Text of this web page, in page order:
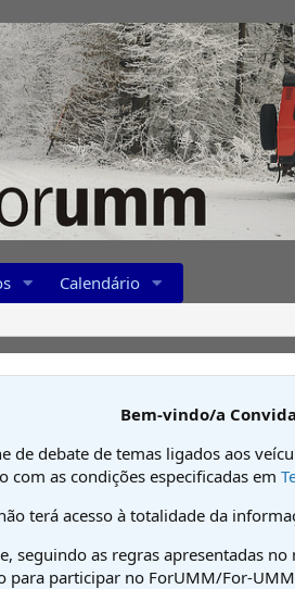
Calendário
Bem-vindo/a
de debate de temas ligados aos
com as condições especificadas em
terá acesso à totalidade da
seguindo as regras apresentadas
para participar no ForUMM/For-